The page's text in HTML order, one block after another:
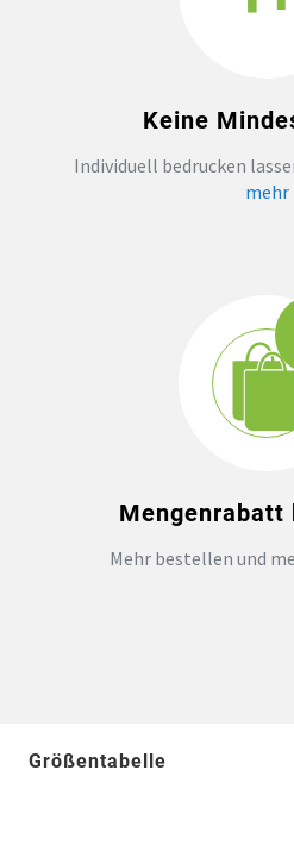
Keine
Individuell bedrucken
mehr
Mengenrabatt
Mehr bestellen und
Größentabelle